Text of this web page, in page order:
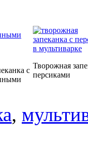
с
Творожная
персиками
,